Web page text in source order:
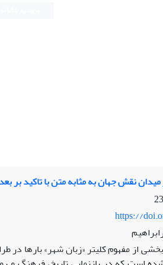
نقش جهان به مثابه متن با تاکید بر
https://
از مفهوم کلی­تر «زبان شهر» بارها در